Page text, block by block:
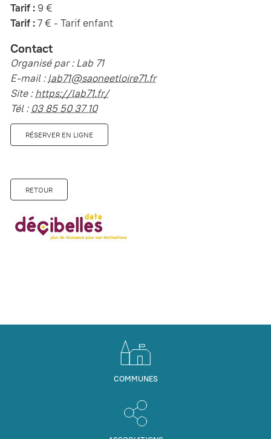
Tarif : 9 €
Tarif :7 € - Tarif enfant
Contact
Organisé par : Lab 71
E-mail : lab71@saoneetloire71.fr
Site :https://lab71.fr/
Tél : 03 85 50 37 10
RÉSERVER EN LIGNE
RETOUR
COMMUNES